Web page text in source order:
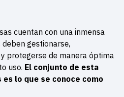
cuentan con una inmensa
gestionarse,
protegerse de manera óptima
uso. El conjunto de esta
lo que se conoce como